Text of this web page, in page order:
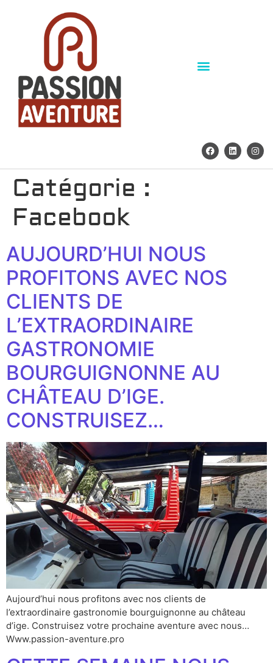
Catégorie :
Facebook
AUJOURD’HUI NOUS
PROFITONS AVEC NOS
CLIENTS DE
L’EXTRAORDINAIRE
GASTRONOMIE
BOURGUIGNONNE AU
CHÂTEAU D’IGE.
CONSTRUISEZ…
Aujourd’hui nous profitons avec nos clients de
l’extraordinaire gastronomie bourguignonne au château
d’ige. Construisez votre prochaine aventure avec nous…
Www.passion-aventure.pro